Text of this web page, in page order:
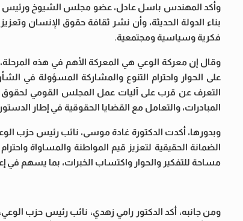
وأكد المهندس باسل عادل، عضو مجلس الشيوخ ورئيس
بناء الدولة الحديثة، وأن نشر ثقافة حقوق الإنسان
فكرية وسياسية ومجتمعية.
وقال إن معركة الوعي هي المعركة الأهم في هذه
على الحوار واحترام التنوع والمشاركة المسؤولة في
التعرف عن قرب على آليات عمل المجلس القومي لحقوق
المبادرات، والتعامل مع القضايا الحقوقية في إطار
وبدورها، أكدت الدكتورة غادة موسى، نائب رئيس حزب
الضمانة الحقيقية لتعزيز قيم المواطنة والمساواة
مساحة للتفكير والحوار واكتساب الخبرات، بما يسهم في
ومن جانبه، أكد الدكتور رامي زهدي، نائب رئيس حزب